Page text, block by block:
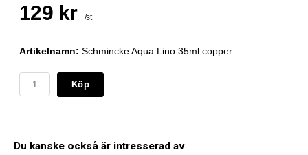
129 kr /st
Artikelnamn: Schmincke Aqua Lino 35ml copper
Köp
Du kanske också är intresserad av